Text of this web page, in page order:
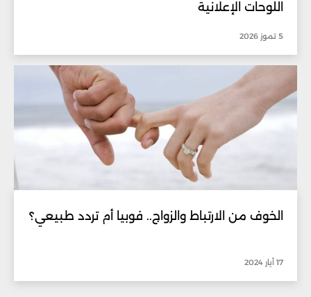
اللوحات الإعلانية
5 تموز 2026
الخوف من الارتباط والزواج.. فوبيا أم تردد طبيعي؟
17 أيار 2024